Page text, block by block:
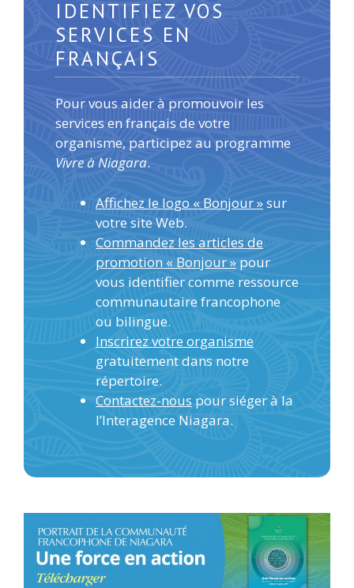
IDENTIFIEZ VOS
SERVICES EN
FRANÇAIS
Pour vous aider à promouvoir les
services en français de votre
organisme, participez au programme
Vivre à Niagara.
Affichez le logo « Bonjour »sur
votre site Web.
Commandez les articles de
promotion « Bonjour » pour
vous identifier comme ressource
communautaire francophone
ou bilingue.
Inscrirez votre organisme
gratuitement dans notre
répertoire.
Contactez-nous pour siéger à la
l’Interagence Niagara.